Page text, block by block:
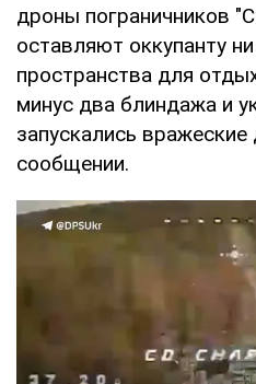
дроны пограничников
оставляют оккупанту
пространства для
минус два блиндажа и
запускались
сообщении.